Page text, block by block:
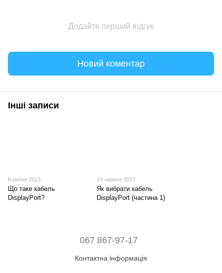
Додайте перший відгук
Новий коментар
Інші записи
6 квітня 2023
Що таке кабель
DisplayPort?
14 червня 2017
Як вибрати кабель
DisplayPort (частина 1)
067 867-97-17
Контактна інформація